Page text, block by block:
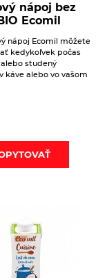
nápoj bez
Ecomil
nápoj Ecomil môžete
kedykoľvek počas
studený
káve alebo vo vašom